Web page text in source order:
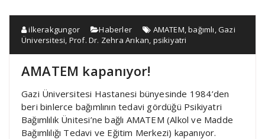
ilkerakgungor Haberler AMATEM,bağımlı,Gazi
Üniversitesi, Prof. Dr. Zehra Arıkan, psikiyatri
AMATEM kapanıyor!
Gazi Üniversitesi Hastanesi bünyesinde 1984’den
beri binlerce bağımlının tedavi gördüğü Psikiyatri
Bağımlılık Ünitesi’ne bağlı AMATEM (Alkol ve Madde
Bağımlılığı Tedavi ve Eğitim Merkezi) kapanıyor.